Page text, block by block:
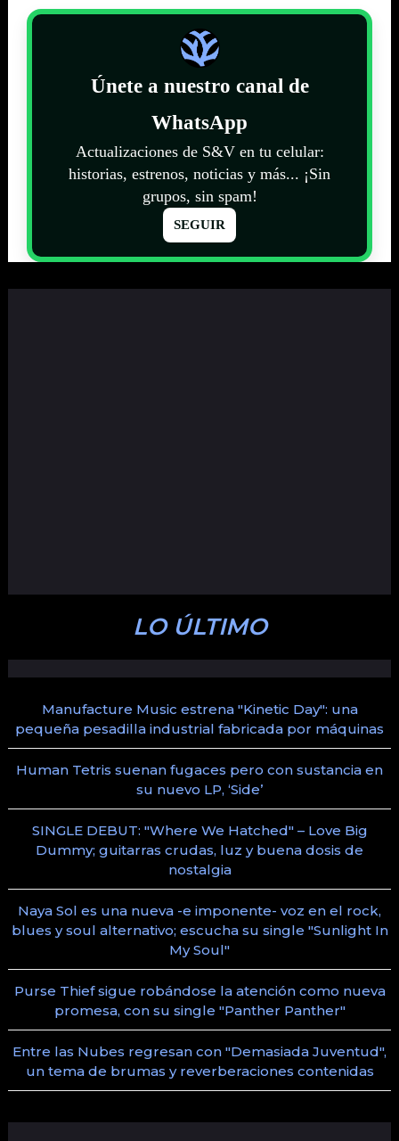
Únete a nuestro canal de
WhatsApp
Actualizaciones de S&V en tu celular:
historias, estrenos, noticias y más... ¡Sin
grupos, sin spam!
SEGUIR
LO ÚLTIMO
Manufacture Music estrena "Kinetic Day": una
pequeña pesadilla industrial fabricada por máquinas
Human Tetris suenan fugaces pero con sustancia en
su nuevo LP, ‘Side’
SINGLE DEBUT: "Where We Hatched" – Love Big
Dummy; guitarras crudas, luz y buena dosis de
nostalgia
Naya Sol es una nueva -e imponente- voz en el rock,
blues y soul alternativo; escucha su single "Sunlight In
My Soul"
Purse Thief sigue robándose la atención como nueva
promesa, con su single "Panther Panther"
Entre las Nubes regresan con "Demasiada Juventud",
un tema de brumas y reverberaciones contenidas